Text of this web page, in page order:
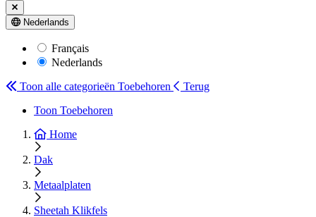
Nederlands
Français
Nederlands
Toon alle categorieën Toebehoren
Terug
Toon Toebehoren
Home
Dak
Metaalplaten
Sheetah Klikfels